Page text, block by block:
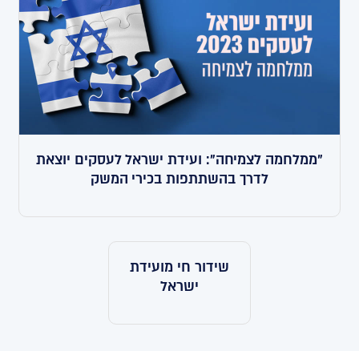
"ממלחמה לצמיחה": ועידת ישראל לעסקים יוצאת
לדרך בהשתתפות בכירי המשק
שידור חי מועידת
ישראל